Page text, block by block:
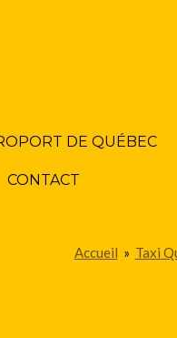
DE QUÉBEC
CONTACT
Accueil » Taxi